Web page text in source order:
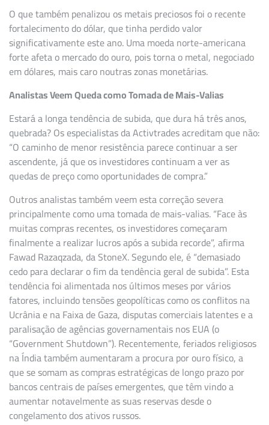
O que também penalizou os metais preciosos foi o recente
fortalecimento do dólar, que tinha perdido valor
significativamente este ano. Uma moeda norte-americana
forte afeta o mercado do ouro, pois torna o metal, negociado
em dólares, mais caro noutras zonas monetárias.
Analistas Veem Queda como Tomada de Mais-Valias
Estará a longa tendência de subida, que dura há três anos,
quebrada? Os especialistas da Activtrades acreditam que não:
“O caminho de menor resistência parece continuar a ser
ascendente, já que os investidores continuam a ver as
quedas de preço como oportunidades de compra.”
Outros analistas também veem esta correção severa
principalmente como uma tomada de mais-valias. “Face às
muitas compras recentes, os investidores começaram
finalmente a realizar lucros após a subida recorde”, afirma
Fawad Razaqzada, da StoneX. Segundo ele, é “demasiado
cedo para declarar o fim da tendência geral de subida”. Esta
tendência foi alimentada nos últimos meses por vários
fatores, incluindo tensões geopolíticas como os conflitos na
Ucrânia e na Faixa de Gaza, disputas comerciais latentes e a
paralisação de agências governamentais nos EUA (o
“Government Shutdown”). Recentemente, feriados religiosos
na Índia também aumentaram a procura por ouro físico, a
que se somam as compras estratégicas de longo prazo por
bancos centrais de países emergentes, que têm vindo a
aumentar notavelmente as suas reservas desde o
congelamento dos ativos russos.